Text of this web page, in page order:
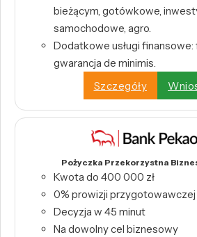
bieżącym, gotówkowe,
samochodowe, agro.
Dodatkowe usługi finansowe:
gwarancja de minimis.
Szczegóły
Pożyczka Przekorzystna
Kwota do 400 000 zł
0% prowizji przygotowawczej
Decyzja w 45 minut
Na dowolny cel biznesowy